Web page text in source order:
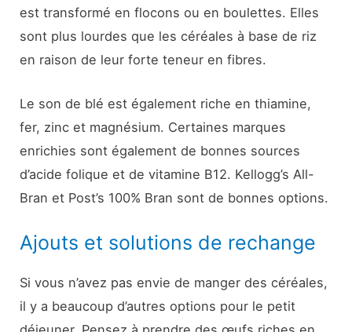
est transformé en flocons ou en boulettes. Elles
sont plus lourdes que les céréales à base de riz
en raison de leur forte teneur en fibres.
Le son de blé est également riche en thiamine,
fer, zinc et magnésium. Certaines marques
enrichies sont également de bonnes sources
d’acide folique et de vitamine B12. Kellogg’s All-
Bran et Post’s 100% Bran sont de bonnes options.
Ajouts et solutions de rechange
Si vous n’avez pas envie de manger des céréales,
il y a beaucoup d’autres options pour le petit